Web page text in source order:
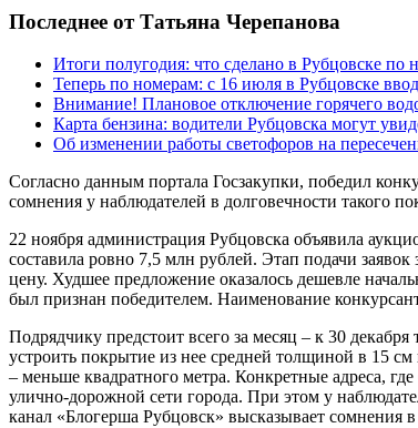
Последнее от Татьяна Черепанова
Итоги полугодия: что сделано в Рубцовске по
Теперь по номерам: с 16 июля в Рубцовске
Внимание! Плановое отключение горячего
Карта бензина: водители Рубцовска могут
Об изменении работы светофоров на
Согласно данным портала Госзакупки, победил
сомнения у наблюдателей в долговечности такого
22 ноября администрация Рубцовска объявила
составила ровно 7,5 млн рублей. Этап подачи
цену. Худшее предложение оказалось дешевле
был признан победителем. Наименование
Подрядчику предстоит всего за месяц – к 30
устроить покрытие из нее средней толщиной в 15
– меньше квадратного метра. Конкретные адреса,
улично-дорожной сети города. При этом у
канал «Блогерша Рубцовск» высказывает сомнения